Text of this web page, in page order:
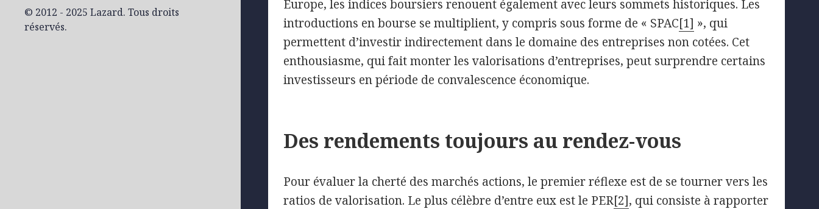
© 2012 - 2025 Lazard. Tous droits
réservés.
Europe, les indices boursiers renouent également avec leurs sommets historiques. Les
introductions en bourse se multiplient, y compris sous forme de « SPAC[1] », qui
permettent d’investir indirectement dans le domaine des entreprises non cotées. Cet
enthousiasme, qui fait monter les valorisations d’entreprises, peut surprendre certains
investisseurs en période de convalescence économique.
Des rendements toujours au rendez-vous
Pour évaluer la cherté des marchés actions, le premier réflexe est de se tourner vers les
ratios de valorisation. Le plus célèbre d’entre eux est le PER[2], qui consiste à rapporter